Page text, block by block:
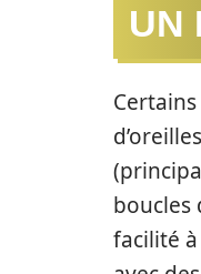
UN
boucles
facilité